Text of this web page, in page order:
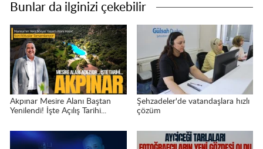
Bunlar da ilginizi çekebilir
Akpınar Mesire Alanı Baştan
Yenilendi! İşte Açılış Tarihi...
Şehzadeler'de vatandaşlara hızlı
çözüm